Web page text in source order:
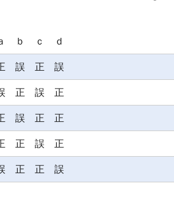
ｂ ｃ ｄ
誤 正 誤
正 誤 正
誤 正 正
正 誤 正
正 正 誤